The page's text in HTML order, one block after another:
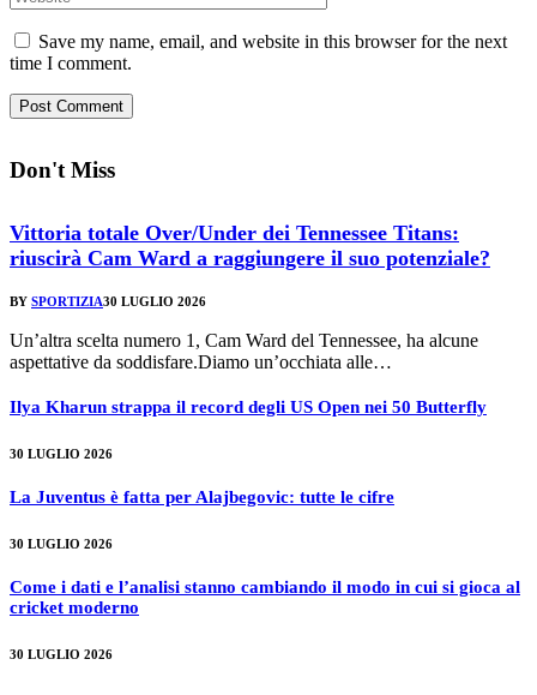
Save my name, email, and website in this browser for the next
time I comment.
Don't Miss
Vittoria totale Over/Under dei Tennessee Titans:
riuscirà Cam Ward a raggiungere il suo potenziale?
BY SPORTIZIA30 LUGLIO 2026
Un’altra scelta numero 1, Cam Ward del Tennessee, ha alcune
aspettative da soddisfare.Diamo un’occhiata alle…
Ilya Kharun strappa il record degli US Open nei 50 Butterfly
30 LUGLIO 2026
La Juventus è fatta per Alajbegovic: tutte le cifre
30 LUGLIO 2026
Come i dati e l’analisi stanno cambiando il modo in cui si gioca al
cricket moderno
30 LUGLIO 2026